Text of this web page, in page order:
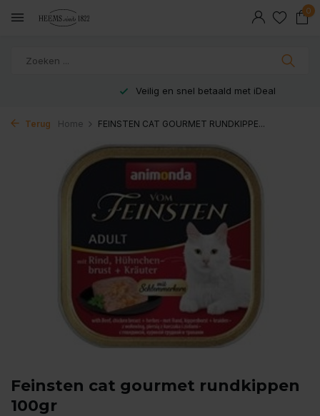
0
Veilig en snel betaald met iDeal
Terug Home FEINSTEN CAT GOURMET RUNDKIPPE...
Feinsten cat gourmet rundkippen
100gr